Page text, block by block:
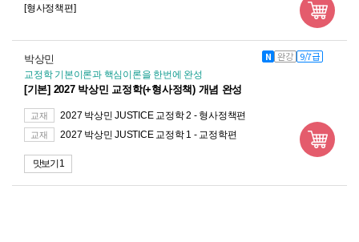
[형사정책편]
박상민 N 완강 9/7급
교정학 기본이론과 핵심이론을 한번에 완성
[기본] 2027 박상민 교정학(+형사정책) 개념 완성
교재 2027 박상민 JUSTICE 교정학 2 - 형사정책편
교재 2027 박상민 JUSTICE 교정학 1 - 교정학편
맛보기 1